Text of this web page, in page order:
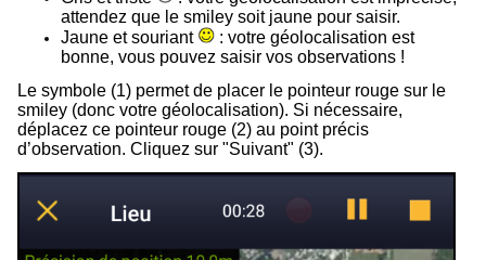
attendez que le smiley soit jaune pour saisir.
Jaune et souriant
: votre géolocalisation est
bonne, vous pouvez saisir vos observations !
Le symbole (1) permet de placer le pointeur rouge sur le
smiley (donc votre géolocalisation). Si nécessaire,
déplacez ce pointeur rouge (2) au point précis
d’observation. Cliquez sur "Suivant" (3).